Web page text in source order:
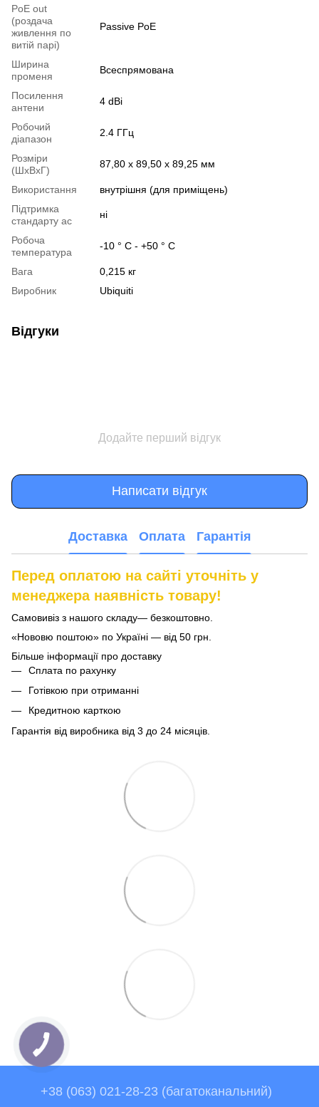
PoE out
(роздача
живлення по
витій парі)
Passive PoE
Ширина
променя
Всеспрямована
Посилення
антени
4 dBi
Робочий
діапазон
2.4 ГГц
Розміри
(ШxВxГ)
87,80 x 89,50 x 89,25 мм
Використання
внутрішня (для приміщень)
Підтримка
стандарту ac
ні
Робоча
температура
-10 ° С - +50 ° С
Вага
0,215 кг
Виробник
Ubiquiti
Відгуки
Додайте перший відгук
Написати відгук
Доставка Оплата Гарантія
Перед оплатою на сайті уточніть у
менеджера наявність товару!
Самовивіз з нашого складу— безкоштовно.
«Нововю поштою» по Україні — від 50 грн.
Більше інформації про доставку
Сплата по рахунку
Готівкою при отриманні
Кредитною карткою
Гарантія від виробника від 3 до 24 місяців.
+38 (063) 021-28-23 (багатоканальний)